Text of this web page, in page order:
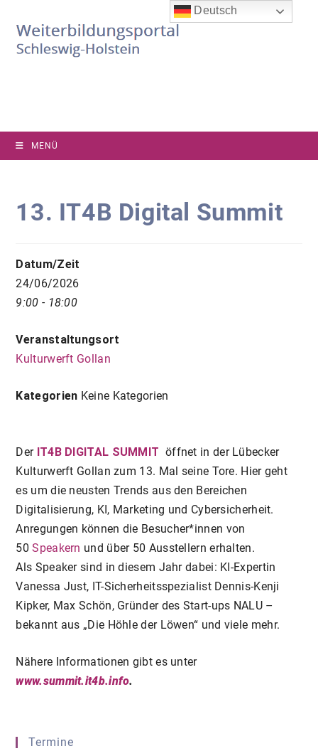
Inhalt
springen
MENÜ
13. IT4B Digital Summit
Datum/Zeit
24/06/2026
9:00 - 18:00
Veranstaltungsort
Kulturwerft Gollan
Kategorien Keine Kategorien
Der IT4B DIGITAL SUMMIT öffnet in der Lübecker
Kulturwerft Gollan zum 13. Mal seine Tore. Hier geht
es um die neusten Trends aus den Bereichen
Digitalisierung, KI, Marketing und Cybersicherheit.
Anregungen können die Besucher*innen von
50Speakern und über 50 Ausstellern erhalten.
Als Speaker sind in diesem Jahr dabei: KI-Expertin
Vanessa Just, IT-Sicherheitsspezialist Dennis-Kenji
Kipker, Max Schön, Gründer des Start-ups NALU –
bekannt aus „Die Höhle der Löwen“ und viele mehr.
Nähere Informationen gibt es unter
www.summit.it4b.info.
Termine
Deutsch